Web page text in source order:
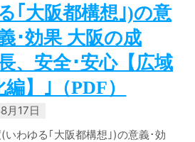
｢大阪都構想｣)の意
･効果 大阪の成
、安全･安心【広域
】｣（PDF）
月17日
いわゆる｢大阪都構想｣)の意義･効